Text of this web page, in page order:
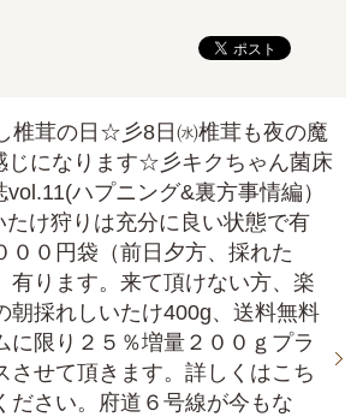
椎茸の日☆彡8日㈬椎茸も夜の魔
じになります☆彡キクちゃん菌床
ハプニング&裏方事情編）
け狩りは充分に良い状態で有
００円袋（前日夕方、採れた
有ります。来て頂けない方、楽
朝採れしいたけ400g、送料無料
に限り２５％増量２００ｇプラ
させて頂きます。詳しくはこち
ださい。府道６号線が今もな